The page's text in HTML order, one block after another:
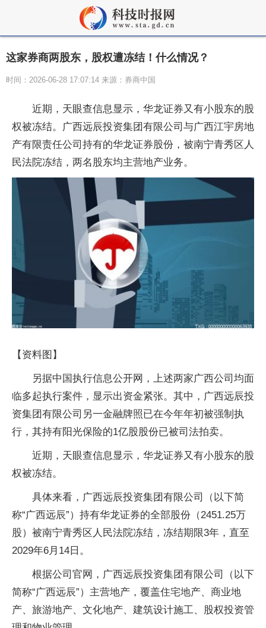
这家券商两股东，股权遭冻结！什么情况？
时间：2026-06-28 17:07:14 来源：券商中国
近期，天眼查信息显示，华龙证券又有小股东的股
权被冻结。广西远辰投资集团有限公司与广西江宇房地
产有限责任公司持有的华龙证券股份，被南宁青秀区人
民法院冻结，两名股东均主营地产业务。
【资料图】
另据中国执行信息公开网，上述两家广西公司均面
临多起执行案件，显示出资金紧张。其中，广西远辰投
资集团有限公司另一金融牌照已在今年年初被强制执
行，其持有阳光保险的1亿股股份已被司法拍卖。
近期，天眼查信息显示，华龙证券又有小股东的股
权被冻结。
具体来看，广西远辰投资集团有限公司（以下简
称“广西远辰”）持有华龙证券的全部股份（2451.25万
股）被南宁青秀区人民法院冻结，冻结期限3年，直至
2029年6月14日。
根据公司官网，广西远辰投资集团有限公司（以下
简称“广西远辰”）主营地产，覆盖住宅地产、商业地
产、旅游地产、文化地产、建筑设计施工、股权投资管